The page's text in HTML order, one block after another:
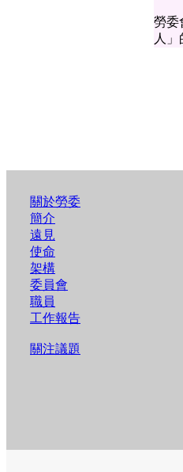
勞委
人
關於勞委
簡介
遠見
使命
架構
委員會
職員
工作報告
關注議題